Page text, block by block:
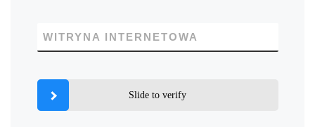
WITRYNA INTERNETOWA
Slide to verify